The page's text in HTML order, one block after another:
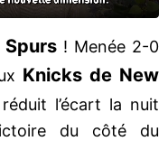
Spurs ! Menée 2-0
Knicks de New
l’écart la nuit
du côté du